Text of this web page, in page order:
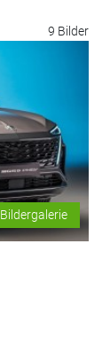
9 Bilder
Bildergalerie